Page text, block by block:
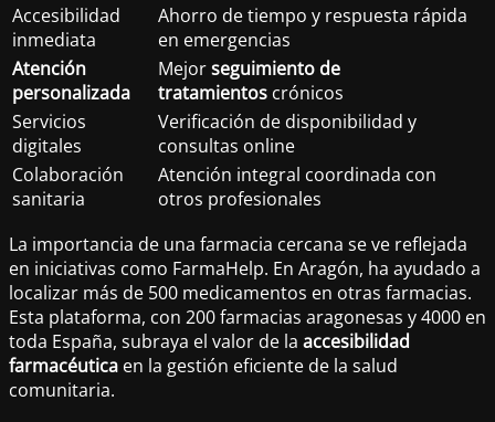
Accesibilidad
inmediata
Ahorro de tiempo y respuesta rápida
en emergencias
Atención
personalizada
Mejorseguimiento de
tratamientos crónicos
Servicios
digitales
Verificación de disponibilidad y
consultas online
Colaboración
sanitaria
Atención integral coordinada con
otros profesionales
La importancia de una farmacia cercana se ve reflejada
en iniciativas como FarmaHelp. En Aragón, ha ayudado a
localizar más de 500 medicamentos en otras farmacias.
Esta plataforma, con 200 farmacias aragonesas y 4000 en
toda España, subraya el valor de la accesibilidad
farmacéutica en la gestión eficiente de la salud
comunitaria.